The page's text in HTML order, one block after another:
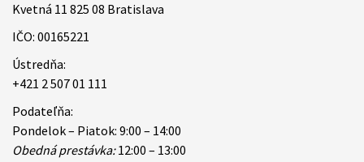
Kvetná 11 825 08 Bratislava
IČO: 00165221
Ústredňa:
+421 2 507 01 111
Podateľňa:
Pondelok – Piatok: 9:00 – 14:00
Obedná prestávka:12:00 – 13:00